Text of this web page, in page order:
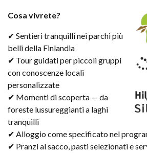
Cosa vivrete?
✔ Sentieri tranquilli nei parchi più
belli della Finlandia
✔ Tour guidati per piccoli gruppi
con conoscenze locali
personalizzate
✔ Momenti di scoperta — da
foreste lussureggianti a laghi
tranquilli
✔ Alloggio come specificato nel
✔ Pranzi al sacco, pasti selezionati e